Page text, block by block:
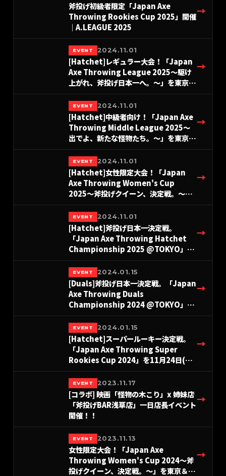
斧投げ初級者限定「Japan Axe
Throwing Rookies Cup 2025」開催
｜A.LEAGUE 2025
→
EVENT 2024.11.01
[Hatchet]レギュラー大会！「Japan
Axe Throwing League 2025〜駆け
上がれ、斧投げ日本一へ。〜」を東京＆
愛知＆大阪にて開催！
#A.LEAGUE2025
→
EVENT 2024.11.01
[Hatchet]中級者向け！「Japan Axe
Throwing Middle League 2025〜
出でよ、新たな怪物たち。〜」を東京＆
愛知＆大阪にて開催！
#A.LEAGUE2025
→
EVENT 2024.11.01
[Hatchet]女性限定大会！「Japan
Axe Throwing Women's Cup
2025〜斧投げクイーン、決定戦。〜」
を9月28日(日)東京＆名古屋＆大阪にて
開催！#A.LEAGUE2025
→
EVENT 2024.11.01
[Hatchet]斧投げ日本一決定戦。
「Japan Axe Throwing Hatchet
Championship 2025 @TOKYO」を
THE AXE THROWING BAR®︎ 浅草店に
て2025年12月14日(日)に開催決定！
#A.LEAGUE2025
→
EVENT 2024.01.15
[Duals]斧投げ日本一決定戦。「Japan
Axe Throwing Duals
Championship 2024 @TOKYO」を
THE AXE THROWING BAR®︎ 浅草店に
て2024年7月21日(日)に開催決定！
#A.LEAGUE2024
→
EVENT 2024.01.15
[Hatchet]スーパールーキー決定戦。
「Japan Axe Throwing Super
Rookies Cup 2024」を11月24日(日)
東京にて開催！#A.LEAGUE2024
→
EVENT 2023.11.17
[コラボ] 映画「怪物の木こり」x 姉妹店
「斧投げBAR浅草店」一日店長イベント
開催！！
→
EVENT 2023.11.13
女性限定大会！「Japan Axe
Throwing Women's Cup 2024〜斧
投げクイーン、決定戦。〜」を東京＆名
→